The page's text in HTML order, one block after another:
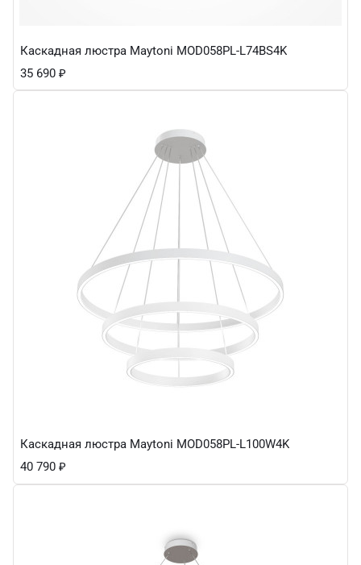
Каскадная люстра Maytoni MOD058PL-L74BS4K
35 690 ₽
Каскадная люстра Maytoni MOD058PL-L100W4K
40 790 ₽